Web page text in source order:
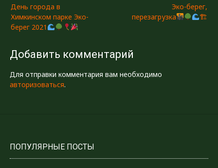
затёртость в 25-30 см.
Если Вы…
по
записям
Эко-берег,
перезагрузка
🏗
День города в
Химкинском парке Эко-
берег 2021
Добавить комментарий
Для отправки комментария вам необходимо
авторизоваться.
ПОПУЛЯРНЫЕ ПОСТЫ